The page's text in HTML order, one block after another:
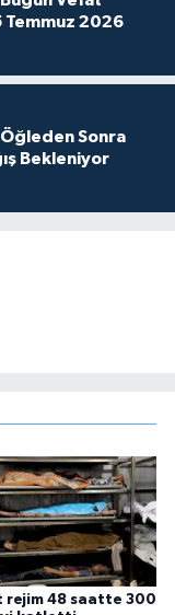
Temmuz 2026
Sonra
Bekleniyor
rejim 48 saatte 300